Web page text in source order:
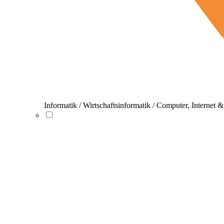
Informatik / Wirtschaftsinformatik / Computer, Internet